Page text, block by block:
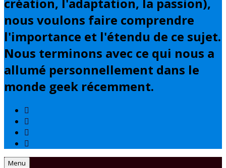
nous voulons faire comprendre
l'importance et l'étendu de ce sujet.
Nous terminons avec ce qui nous a
allumé personnellement dans le
monde geek récemment.
Menu